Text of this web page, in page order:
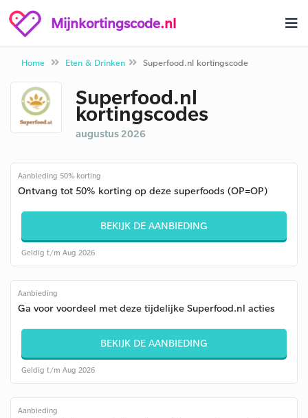
Mijnkortingscode.nl
Home Eten & Drinken Superfood.nl kortingscode
Superfood.nl
kortingscodes
augustus 2026
Aanbieding 50% korting
Ontvang tot 50% korting op deze superfoods (OP=OP)
BEKIJK DE AANBIEDING
Geldig t/m Aug 2026
Aanbieding
Ga voor voordeel met deze tijdelijke Superfood.nl acties
BEKIJK DE AANBIEDING
Geldig t/m Aug 2026
Aanbieding